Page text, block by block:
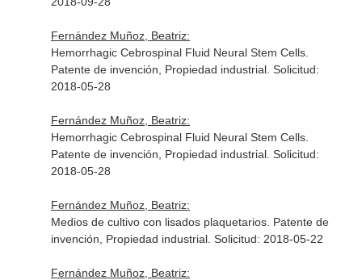
Fernández Muñoz, Beatriz:
Hemorrhagic Cebrospinal Fluid Neural Stem Cells.
Patente de invención, Propiedad industrial. Solicitud:
2018-05-28
Fernández Muñoz, Beatriz:
Hemorrhagic Cebrospinal Fluid Neural Stem Cells.
Patente de invención, Propiedad industrial. Solicitud:
2018-05-28
Fernández Muñoz, Beatriz:
Medios de cultivo con lisados plaquetarios. Patente de
invención, Propiedad industrial. Solicitud: 2018-05-22
Fernández Muñoz, Beatriz: